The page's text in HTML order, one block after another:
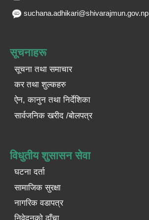
suchana.adhikari@shivarajmun.gov.np
सूचनाहरू
सूचना तथा समाचार
कर तथा शुल्कहरु
ऐन, कानुन तथा निर्देशिका
सार्वजनिक खरीद /बोलपत्र
विधुतीय शुसासन सेवा
घटना दर्ता
सामाजिक सुरक्षा
नागरिक वडापत्र